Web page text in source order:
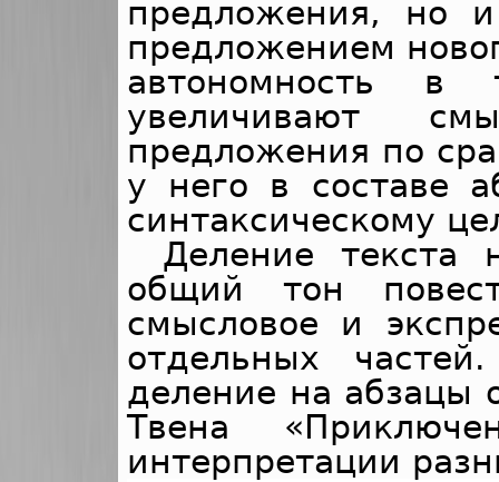
предложения, но
предложением
автономность
увеличивают
предложения по
у него в составе
синтаксическому
Деление текста
общий тон
смысловое и
отдельных
деление на абзацы
Твена
интерпретации